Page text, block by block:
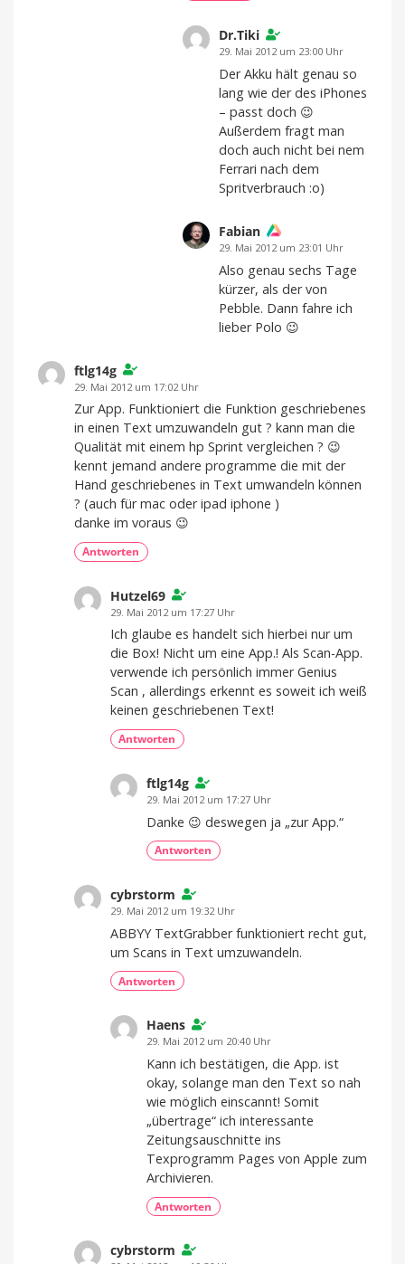
Dr.Tiki
29. Mai 2012 um 23:00 Uhr
Der Akku hält genau so
lang wie der des iPhones
– passt doch 😉
Außerdem fragt man
doch auch nicht bei nem
Ferrari nach dem
Spritverbrauch :o)
Fabian
29. Mai 2012 um 23:01 Uhr
Also genau sechs Tage
kürzer, als der von
Pebble. Dann fahre ich
lieber Polo 😉
ftlg14g
29. Mai 2012 um 17:02 Uhr
Zur App. Funktioniert die Funktion geschriebenes
in einen Text umzuwandeln gut ? kann man die
Qualität mit einem hp Sprint vergleichen ? 😉
kennt jemand andere programme die mit der
Hand geschriebenes in Text umwandeln können
? (auch für mac oder ipad iphone )
danke im voraus 😉
Antworten
Hutzel69
29. Mai 2012 um 17:27 Uhr
Ich glaube es handelt sich hierbei nur um
die Box! Nicht um eine App.! Als Scan-App.
verwende ich persönlich immer Genius
Scan , allerdings erkennt es soweit ich weiß
keinen geschriebenen Text!
Antworten
ftlg14g
29. Mai 2012 um 17:27 Uhr
Danke 😉 deswegen ja „zur App.“
Antworten
cybrstorm
29. Mai 2012 um 19:32 Uhr
ABBYY TextGrabber funktioniert recht gut,
um Scans in Text umzuwandeln.
Antworten
Haens
29. Mai 2012 um 20:40 Uhr
Kann ich bestätigen, die App. ist
okay, solange man den Text so nah
wie möglich einscannt! Somit
„übertrage“ ich interessante
Zeitungsauschnitte ins
Texprogramm Pages von Apple zum
Archivieren.
Antworten
cybrstorm